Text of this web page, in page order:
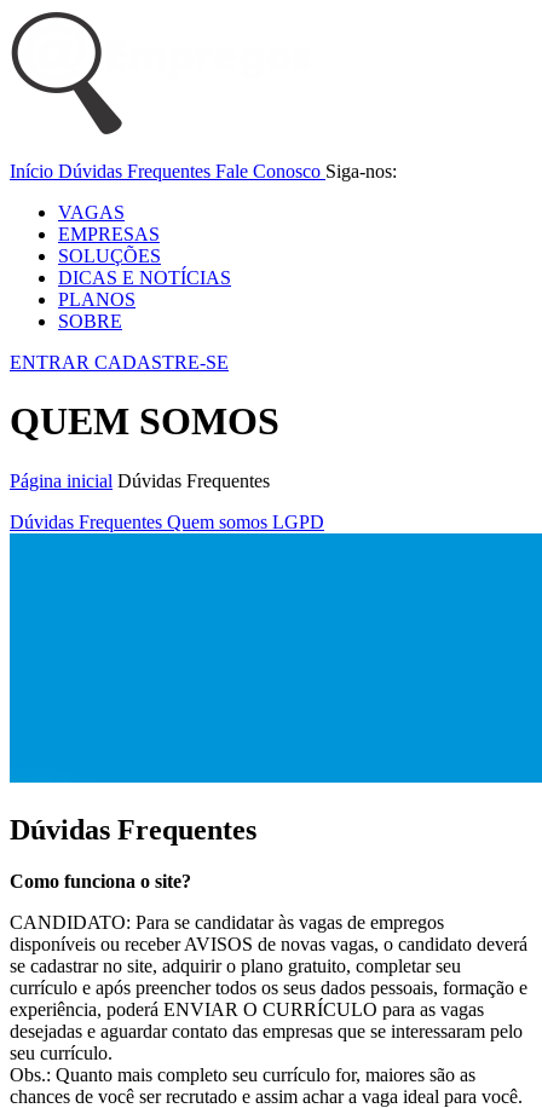
Início Dúvidas Frequentes Fale Conosco Siga-nos:
VAGAS
EMPRESAS
SOLUÇÕES
DICAS E NOTÍCIAS
PLANOS
SOBRE
ENTRAR CADASTRE-SE
QUEM SOMOS
Página inicial Dúvidas Frequentes
Dúvidas Frequentes Quem somos LGPD
Dúvidas Frequentes
Como funciona o site?
CANDIDATO: Para se candidatar às vagas de empregos
disponíveis ou receber AVISOS de novas vagas, o candidato deverá
se cadastrar no site, adquirir o plano gratuito, completar seu
currículo e após preencher todos os seus dados pessoais, formação e
experiência, poderá ENVIAR O CURRÍCULO para as vagas
desejadas e aguardar contato das empresas que se interessaram pelo
seu currículo.
Obs.: Quanto mais completo seu currículo for, maiores são as
chances de você ser recrutado e assim achar a vaga ideal para você.